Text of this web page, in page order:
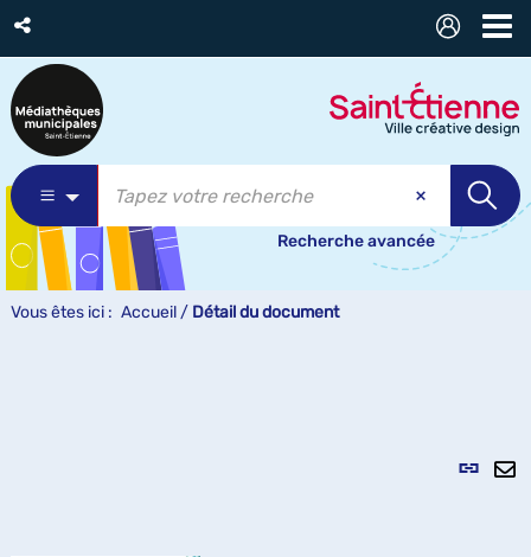
Recherche avancée
Vous êtes ici : Accueil / Détail du document
Lien